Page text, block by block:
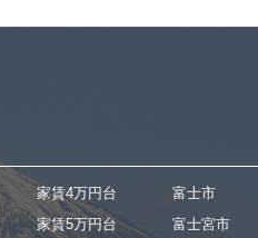
家賃4万円台
家賃5万円台
富士市
富士宮市